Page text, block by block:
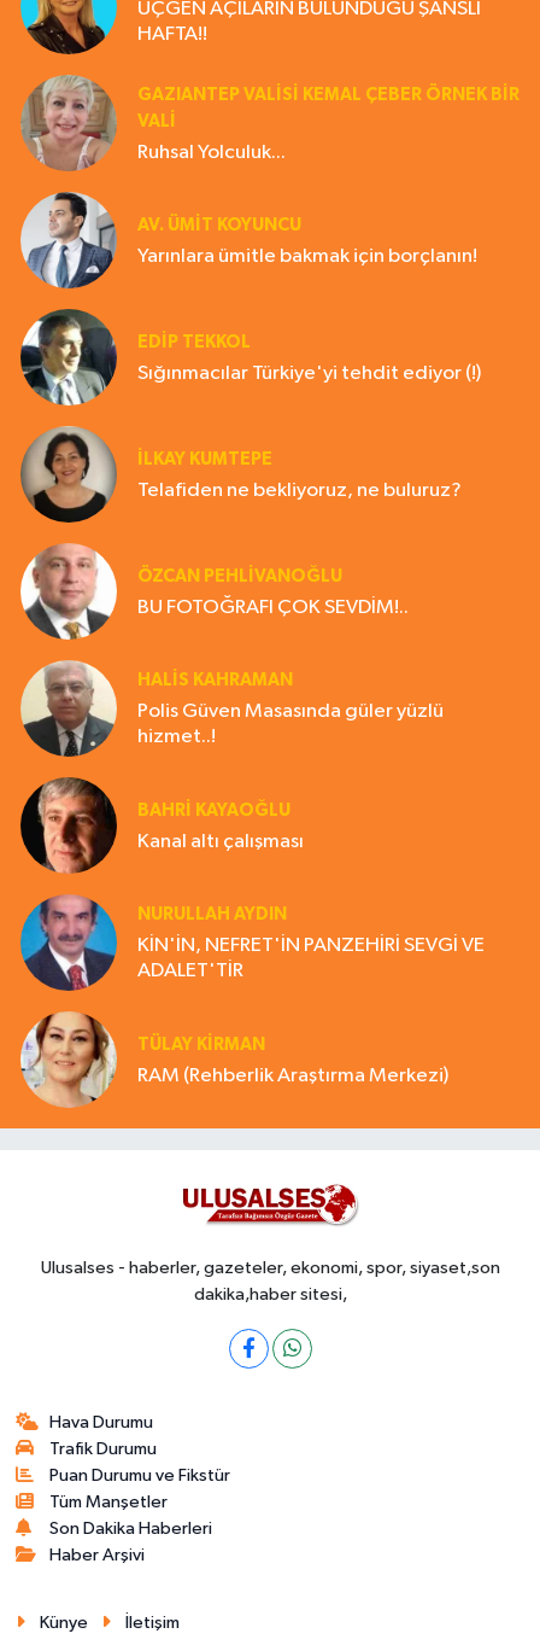
ÜÇGEN AÇILARIN BULUNDUĞU ŞANSLI
HAFTA!!
GAZIANTEP VALISI KEMAL ÇEBER ÖRNEK BİR
VALİ
Ruhsal Yolculuk...
AV. ÜMIT KOYUNCU
Yarınlara ümitle bakmak için borçlanın!
EDIP TEKKOL
Sığınmacılar Türkiye'yi tehdit ediyor (!)
İLKAY KUMTEPE
Telafiden ne bekliyoruz, ne buluruz?
ÖZCAN PEHLİVANOĞLU
BU FOTOĞRAFI ÇOK SEVDİM!..
HALIS KAHRAMAN
Polis Güven Masasında güler yüzlü
hizmet..!
BAHRI KAYAOĞLU
Kanal altı çalışması
NURULLAH AYDIN
KİN'İN, NEFRET'İN PANZEHİRİ SEVGİ VE
ADALET'TİR
TÜLAY KİRMAN
RAM (Rehberlik Araştırma Merkezi)
Ulusalses - haberler, gazeteler, ekonomi, spor, siyaset,son
dakika,haber sitesi,
Hava Durumu
Trafik Durumu
Puan Durumu ve Fikstür
Tüm Manşetler
Son Dakika Haberleri
Haber Arşivi
Künye İletişim